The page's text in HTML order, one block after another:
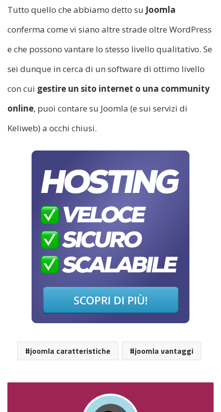
Tutto quello che abbiamo detto su Joomla
conferma come vi siano altre strade oltre WordPress
e che possono vantare lo stesso livello qualitativo. Se
sei dunque in cerca di un software di ottimo livello
con cui gestire un sito internet o una community
online, puoi contare su Joomla (e sui servizi di
Keliweb) a occhi chiusi.
joomla caratteristiche joomla vantaggi